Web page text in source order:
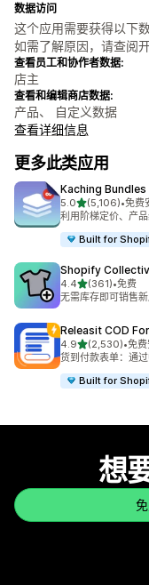
数据访问
这个应用需要获得以下
如需了解原因，请查阅
查看员工和协作者数据:
店主
查看和编辑商店数据:
产品、 自定义数据
查看详细信息
更多此类应用
Kaching
5.0星（满分 5 星）
(5,106)
总共 5106 条评论
•免费
利用阶梯定价、产
Built for
Shopify
4.4星（满分 5 星）
(361)
总共 361 条评论
•免费
无需库存即可销售
Releasit COD
4.9星（满分 5 星）
(2,530)
总共 2530 条评论
•免
货到付款表单：通
Built for
想